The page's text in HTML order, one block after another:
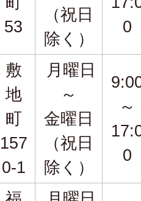
53
（祝日
除く）
0
敷
地
町
157
0-1
月曜日
～
金曜日
（祝日
除く）
～
0